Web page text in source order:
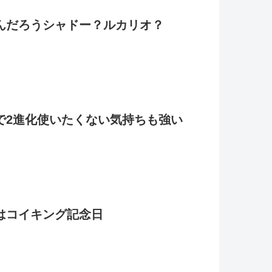
ろうシャドー？ルカリオ？
進化使いたくない気持ちも強い
イキング記念日